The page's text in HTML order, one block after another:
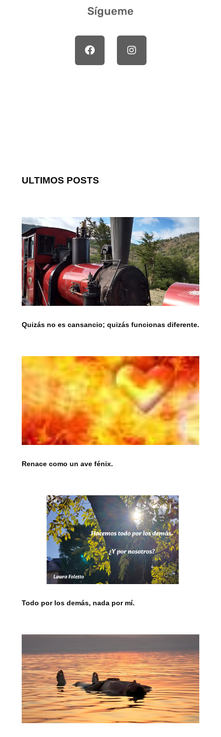
Sígueme
ULTIMOS POSTS
Quizás no es cansancio; quizás funcionas diferente.
Renace como un ave fénix.
Todo por los demás, nada por mí.